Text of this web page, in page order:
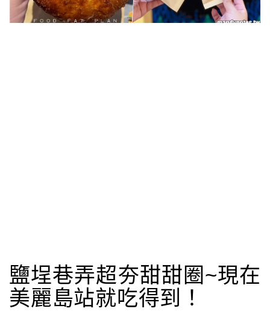
鹽埕巷弄超夯甜甜圈~現在
美麗島站就吃得到！